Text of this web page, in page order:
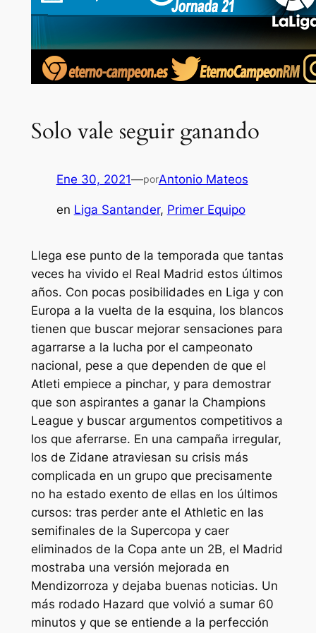
Solo vale seguir ganando
Ene 30, 2021—porAntonio Mateos
en Liga Santander, Primer Equipo
Llega ese punto de la temporada que tantas
veces ha vivido el Real Madrid estos últimos
años. Con pocas posibilidades en Liga y con
Europa a la vuelta de la esquina, los blancos
tienen que buscar mejorar sensaciones para
agarrarse a la lucha por el campeonato
nacional, pese a que dependen de que el
Atleti empiece a pinchar, y para demostrar
que son aspirantes a ganar la Champions
League y buscar argumentos competitivos a
los que aferrarse. En una campaña irregular,
los de Zidane atraviesan su crisis más
complicada en un grupo que precisamente
no ha estado exento de ellas en los últimos
cursos: tras perder ante el Athletic en las
semifinales de la Supercopa y caer
eliminados de la Copa ante un 2B, el Madrid
mostraba una versión mejorada en
Mendizorroza y dejaba buenas noticias. Un
más rodado Hazard que volvió a sumar 60
minutos y que se entiende a la perfección